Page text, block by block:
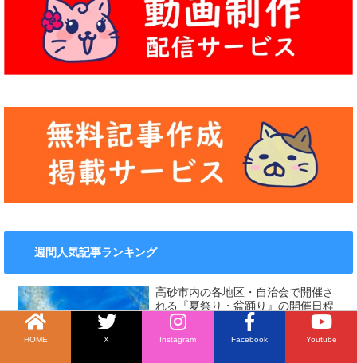
週間人気記事ランキング
高砂市内の各地区・自治会で開催さ
れる『夏祭り・盆踊り』の開催日程
をまとめました！
HOME X Instagram Facebook Youtube